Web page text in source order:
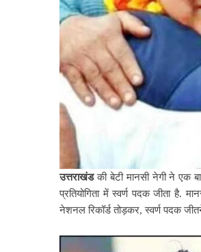
उत्तराखंडकी बेटी मानसी नेगी ने एक
प्रतियोगिता में स्वर्ण पदक जीता है.
नेशनल रिकॉर्ड तोड़कर, स्वर्ण पदक